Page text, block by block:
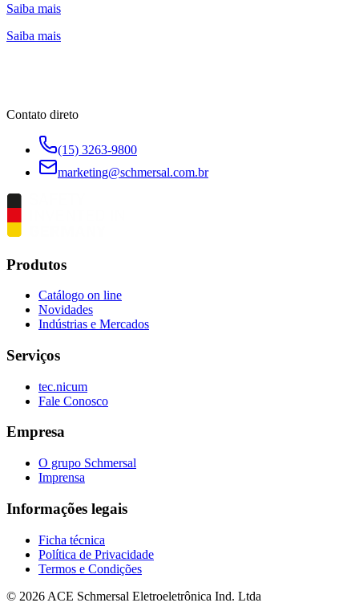
Saiba mais
Saiba mais
Contato direto
(15) 3263-9800
marketing@schmersal.com.br
Produtos
Catálogo on line
Novidades
Indústrias e Mercados
Serviços
tec.nicum
Fale Conosco
Empresa
O grupo Schmersal
Imprensa
Informações legais
Ficha técnica
Política de Privacidade
Termos e Condições
© 2026 ACE Schmersal Eletroeletrônica Ind. Ltda